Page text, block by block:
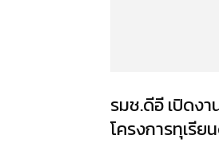
รมช.ดีอี เปิดง
โครงการทุเรี